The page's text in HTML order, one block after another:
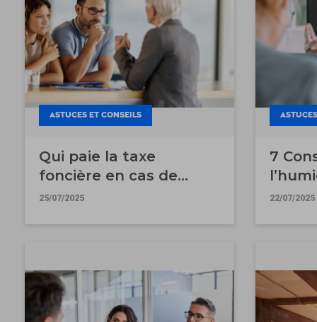
ASTUCES ET CONSEILS
Qui paie la taxe
foncière en cas de
vente ?
25/07/2025
7
22/07/2025